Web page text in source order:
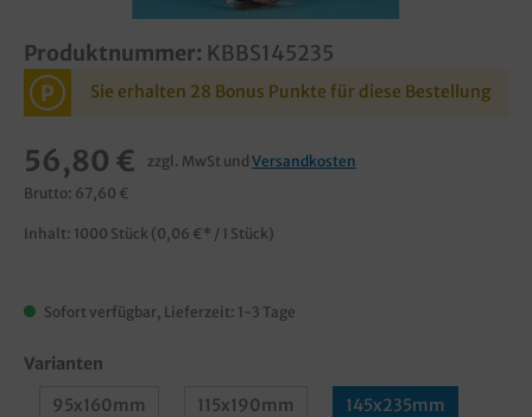
Produktnummer: KBBS145235
P Sie erhalten 28 Bonus Punkte für diese Bestellung
56,80 € zzgl. MwSt und Versandkosten
Brutto: 67,60 €
Inhalt: 1000 Stück (0,06 €* / 1 Stück)
Sofort verfügbar, Lieferzeit: 1-3 Tage
Varianten
95x160mm
115x190mm 145x235mm